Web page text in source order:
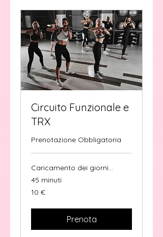
Circuito Funzionale e
TRX
Prenotazione Obbligatoria
Caricamento dei giorni...
45 minuti
10
euro
10 €
Prenota